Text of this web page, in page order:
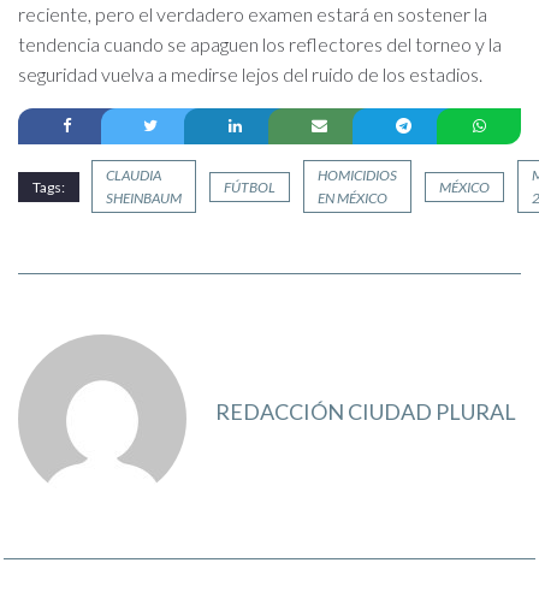
reciente, pero el verdadero examen estará en sostener la
tendencia cuando se apaguen los reflectores del torneo y la
seguridad vuelva a medirse lejos del ruido de los estadios.
Tags:
CLAUDIA
SHEINBAUM
FÚTBOL
HOMICIDIOS
EN MÉXICO
MÉXICO
REDACCIÓN CIUDAD PLURAL